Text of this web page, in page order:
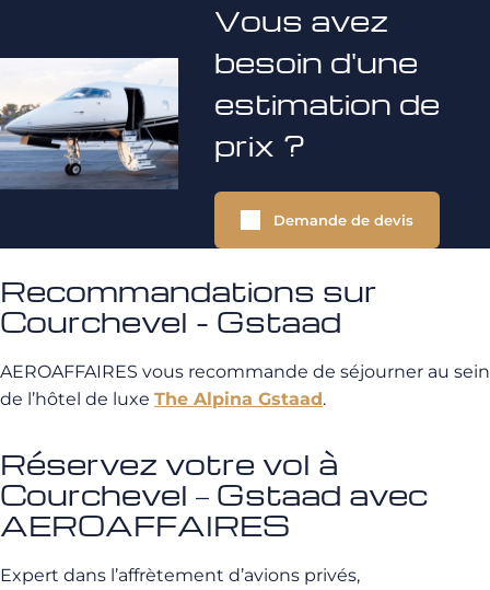
Vous avez
besoin d'une
estimation de
prix ?
Demande de devis
Recommandations sur
Courchevel - Gstaad
AEROAFFAIRES vous recommande de séjourner au sein
de l’hôtel de luxe The Alpina Gstaad.
Réservez votre vol à
Courchevel – Gstaad avec
AEROAFFAIRES
Expert dans l’affrètement d’avions privés,